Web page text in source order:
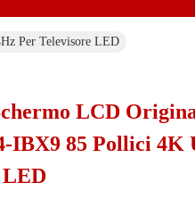
Per Televisore LED
LCD
IBX9 85 Pollici 4K
LED